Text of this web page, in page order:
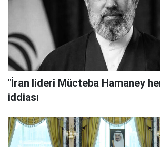
"İran lideri Mücteba Hamaney
iddiası